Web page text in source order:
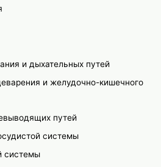
и дыхательных путей
и желудочно-кишечного
путей
системы
системы